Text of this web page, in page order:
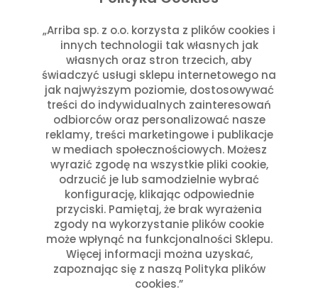
„Arriba sp. z o.o. korzysta z plików cookies i
innych technologii tak własnych jak
własnych oraz stron trzecich, aby
świadczyć usługi sklepu internetowego na
jak najwyższym poziomie, dostosowywać
treści do indywidualnych zainteresowań
odbiorców oraz personalizować nasze
reklamy, treści marketingowe i publikacje
w mediach społecznościowych. Możesz
wyrazić zgodę na wszystkie pliki cookie,
odrzucić je lub samodzielnie wybrać
konfigurację, klikając odpowiednie
przyciski. Pamiętaj, że brak wyrażenia
zgody na wykorzystanie plików cookie
może wpłynąć na funkcjonalności Sklepu.
Więcej informacji można uzyskać,
zapoznając się z naszą Polityka plików
cookies.”
Filtruj
360 zł
Akcesoria kuchenneBezglutenowyGadżet NowościOstre
PromocjaUbranieWegańskiWegetariański